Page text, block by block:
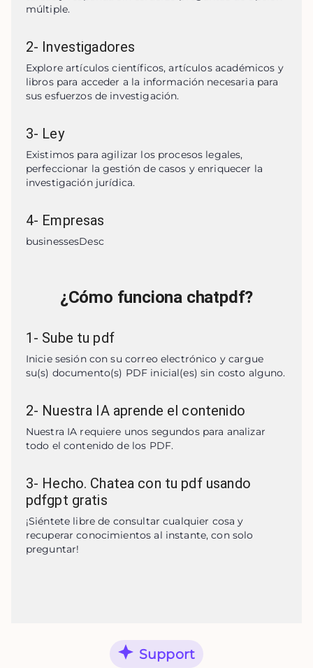
múltiple.
2- Investigadores
Explore artículos científicos, artículos académicos y
libros para acceder a la información necesaria para
sus esfuerzos de investigación.
3- Ley
Existimos para agilizar los procesos legales,
perfeccionar la gestión de casos y enriquecer la
investigación jurídica.
4- Empresas
businessesDesc
¿Cómo funciona chatpdf?
1 - Sube tu pdf
Inicie sesión con su correo electrónico y cargue
su(s) documento(s) PDF inicial(es) sin costo alguno.
2- Nuestra IA aprende el contenido
Nuestra IA requiere unos segundos para analizar
todo el contenido de los PDF.
3- Hecho. Chatea con tu pdf usando
pdfgpt gratis
¡Siéntete libre de consultar cualquier cosa y
recuperar conocimientos al instante, con solo
preguntar!
Support